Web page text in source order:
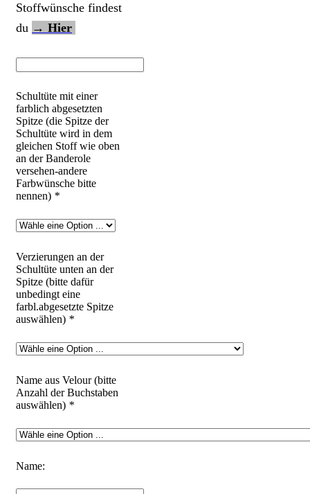
Stoffwünsche findest
du → Hier
Schultüte mit einer
farblich abgesetzten
Spitze (die Spitze der
Schultüte wird in dem
gleichen Stoff wie oben
an der Banderole
versehen-andere
Farbwünsche bitte
nennen) *
Verzierungen an der
Schultüte unten an der
Spitze (bitte dafür
unbedingt eine
farbl.abgesetzte Spitze
auswählen) *
Name aus Velour (bitte
Anzahl der Buchstaben
auswählen) *
Name: